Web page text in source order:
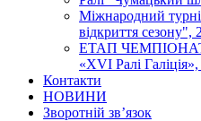
Міжнародний
відкриття сезону",
ЕТАП
«XVI Ралі
Контакти
НОВИНИ
Зворотній зв’язок